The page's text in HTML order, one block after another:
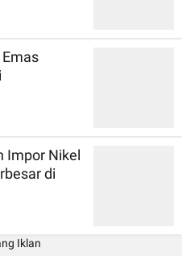
Impor Nikel
di